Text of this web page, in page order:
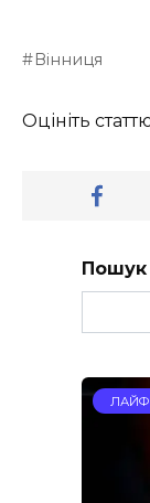
Вінниця
Оцініть
Пошук
ЛАЙФ